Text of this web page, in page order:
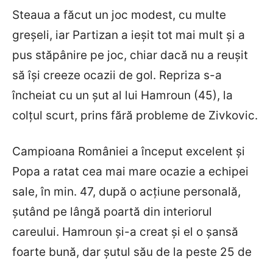
Steaua a făcut un joc modest, cu multe
greșeli, iar Partizan a ieșit tot mai mult și a
pus stăpânire pe joc, chiar dacă nu a reușit
să își creeze ocazii de gol. Repriza s-a
încheiat cu un șut al lui Hamroun (45), la
colțul scurt, prins fără probleme de Zivkovic.
Campioana României a început excelent și
Popa a ratat cea mai mare ocazie a echipei
sale, în min. 47, după o acțiune personală,
șutând pe lângă poartă din interiorul
careului. Hamroun și-a creat și el o șansă
foarte bună, dar șutul său de la peste 25 de